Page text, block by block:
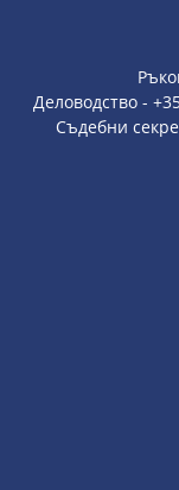
Деловодство -
Съдебни